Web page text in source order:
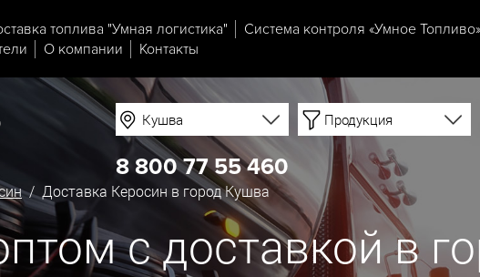
топлива "Умная логистика" Система контроля «Умное Топливо»
О компании Контакты
Кушва Продукция
8 800 77 55 460
/ Доставка Керосин в город Кушва
с доставкой в